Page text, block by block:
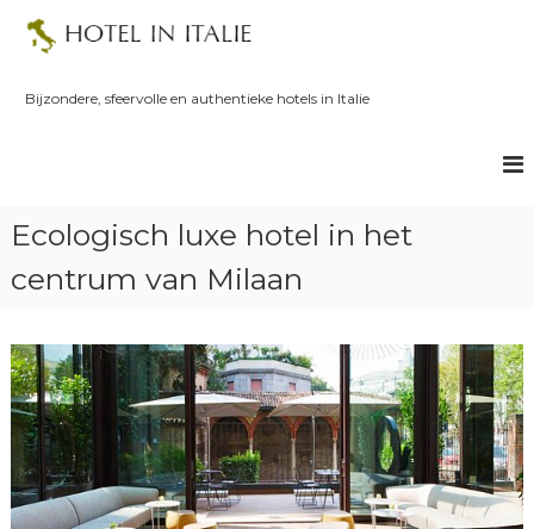
Bijzondere, sfeervolle en authentieke hotels in Italie
Ecologisch luxe hotel in het
centrum van Milaan